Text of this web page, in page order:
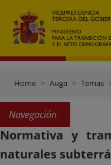
Home Auga Temas
Navegación
Normativa y
naturales